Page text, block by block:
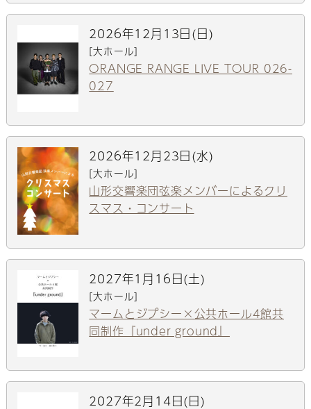
2026年12月13日(日)
[大ホール]
ORANGE RANGE LIVE TOUR 026-
027
2026年12月23日(水)
[大ホール]
山形交響楽団弦楽メンバーによるクリ
スマス・コンサート
2027年1月16日(土)
[大ホール]
マームとジプシー×公共ホール4館共
同制作『under ground』
2027年2月14日(日)